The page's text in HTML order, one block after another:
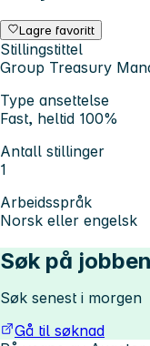
Lagre favoritt
Stillingstittel
Group Treasury
Type ansettelse
Fast, heltid 100%
Antall stillinger
1
Arbeidsspråk
Norsk eller engelsk
Søk på jobben
Søk senest i morgen
Gå til søknad